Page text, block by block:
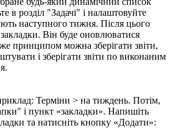
в розділ "Задачі" і налаштовуйте
наступного тижня. Після цього
Він буде оновлюватися
принципом можна зберігати звіти,
і зберігати звіти по виконаним
Терміни > на тиждень. Потім,
і пункт «закладки». Напишіть
та натисніть кнопку «Додати»: